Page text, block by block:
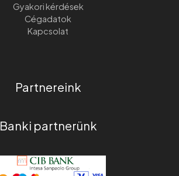
Gyakori kérdések
Cégadatok
Kapcsolat
Partnereink
Banki partnerünk